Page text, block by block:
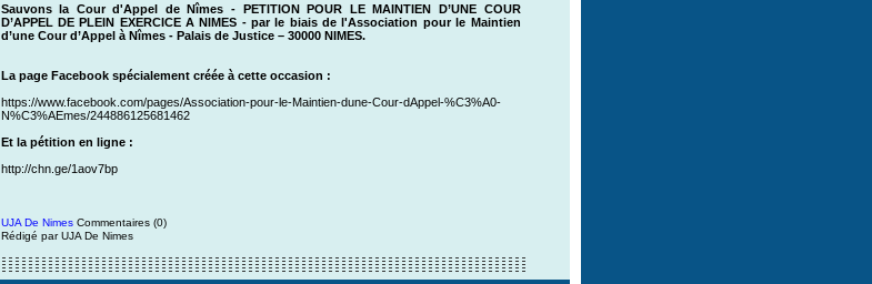
Sauvons la Cour d'Appel de Nîmes - PETITION POUR LE MAINTIEN D’UNE COUR
D’APPEL DE PLEIN EXERCICE A NIMES - par le biais de l'Association pour le Maintien
d’une Cour d’Appel à Nîmes - Palais de Justice – 30000 NIMES.
La page Facebook spécialement créée à cette occasion :
https://www.facebook.com/pages/Association-pour-le-Maintien-dune-Cour-dAppel-%C3%A0-
N%C3%AEmes/244886125681462
Et la pétition en ligne :
http://chn.ge/1aov7bp
UJA De Nimes Commentaires (0)
Rédigé par UJA De Nimes